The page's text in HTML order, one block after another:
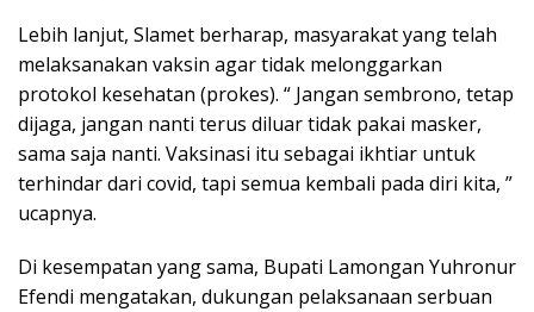
Lebih lanjut, Slamet berharap, masyarakat yang telah
melaksanakan vaksin agar tidak melonggarkan
protokol kesehatan (prokes). “ Jangan sembrono, tetap
dijaga, jangan nanti terus diluar tidak pakai masker,
sama saja nanti. Vaksinasi itu sebagai ikhtiar untuk
terhindar dari covid, tapi semua kembali pada diri kita, ”
ucapnya.
Di kesempatan yang sama, Bupati Lamongan Yuhronur
Efendi mengatakan, dukungan pelaksanaan serbuan